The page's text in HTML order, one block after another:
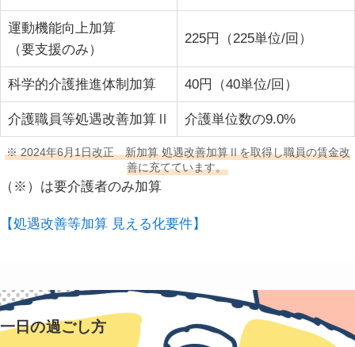
運動機能向上加算
（要支援のみ）
225円（225単位/回）
科学的介護推進体制加算 40円（40単位/回）
介護職員等処遇改善加算Ⅱ 介護単位数の9.0%
※ 2024年6月1日改正 新加算 処遇改善加算Ⅱを取得し職員の賃金改
善に充てています。
（※）は要介護者のみ加算
【処遇改善等加算 見える化要件】
一日の過ごし方